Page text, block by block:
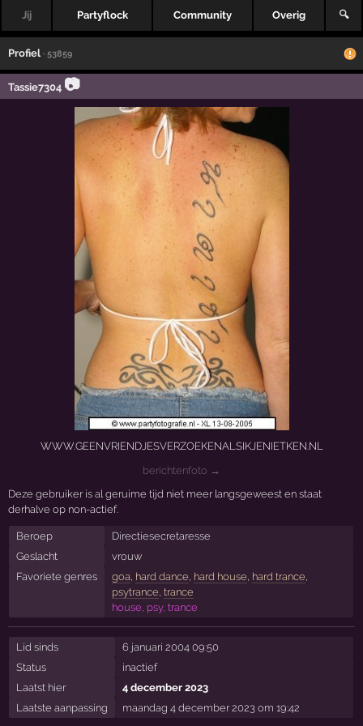
Jij Partyflock Community Overig 🔍
Profiel · 53859
Tassie7304 📷
WWW.GEENVRIENDJESVERZOEKENALSIKJENIETKEN.NL
berichtenfoto →
Deze gebruiker is al geruime tijd niet meer langsgeweest en staat
derhalve op non-actief.
Beroep
Directiesecretaresse
Geslacht
vrouw
Favoriete genres
goa, hard dance, hard house, hard trance,
psytrance, trance
house, psy, trance
Lid sinds
6 januari 2004 09:50
Status
inactief
Laatst hier
4 december 2023
Laatste aanpassing
maandag 4 december 2023 om 19:42